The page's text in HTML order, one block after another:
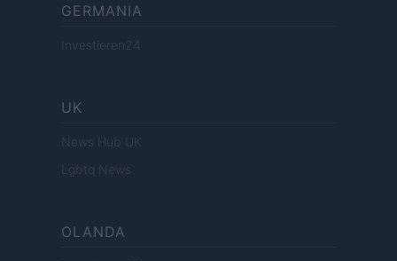
GERMANIA
Investieren24
UK
News Hub UK
Lgbtq News
OLANDA